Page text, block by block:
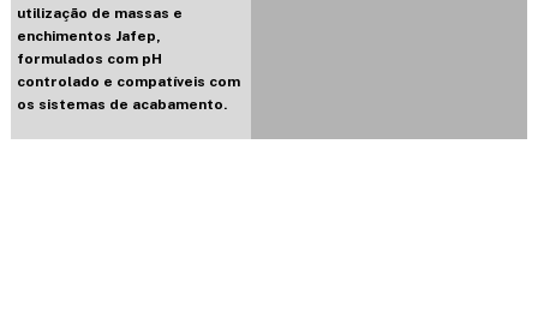
utilização de massas e
enchimentos Jafep,
formulados com pH
controlado e compatíveis com
os sistemas de acabamento.